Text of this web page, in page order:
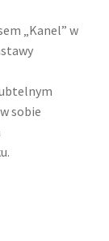
„Kanel” w
sobie